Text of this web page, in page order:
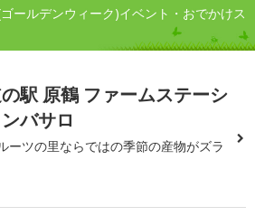
ールデンウィーク)イベント・おでかけス
駅 原鶴 ファームステーシ
バサロ
ーツの里ならではの季節の産物がズラ